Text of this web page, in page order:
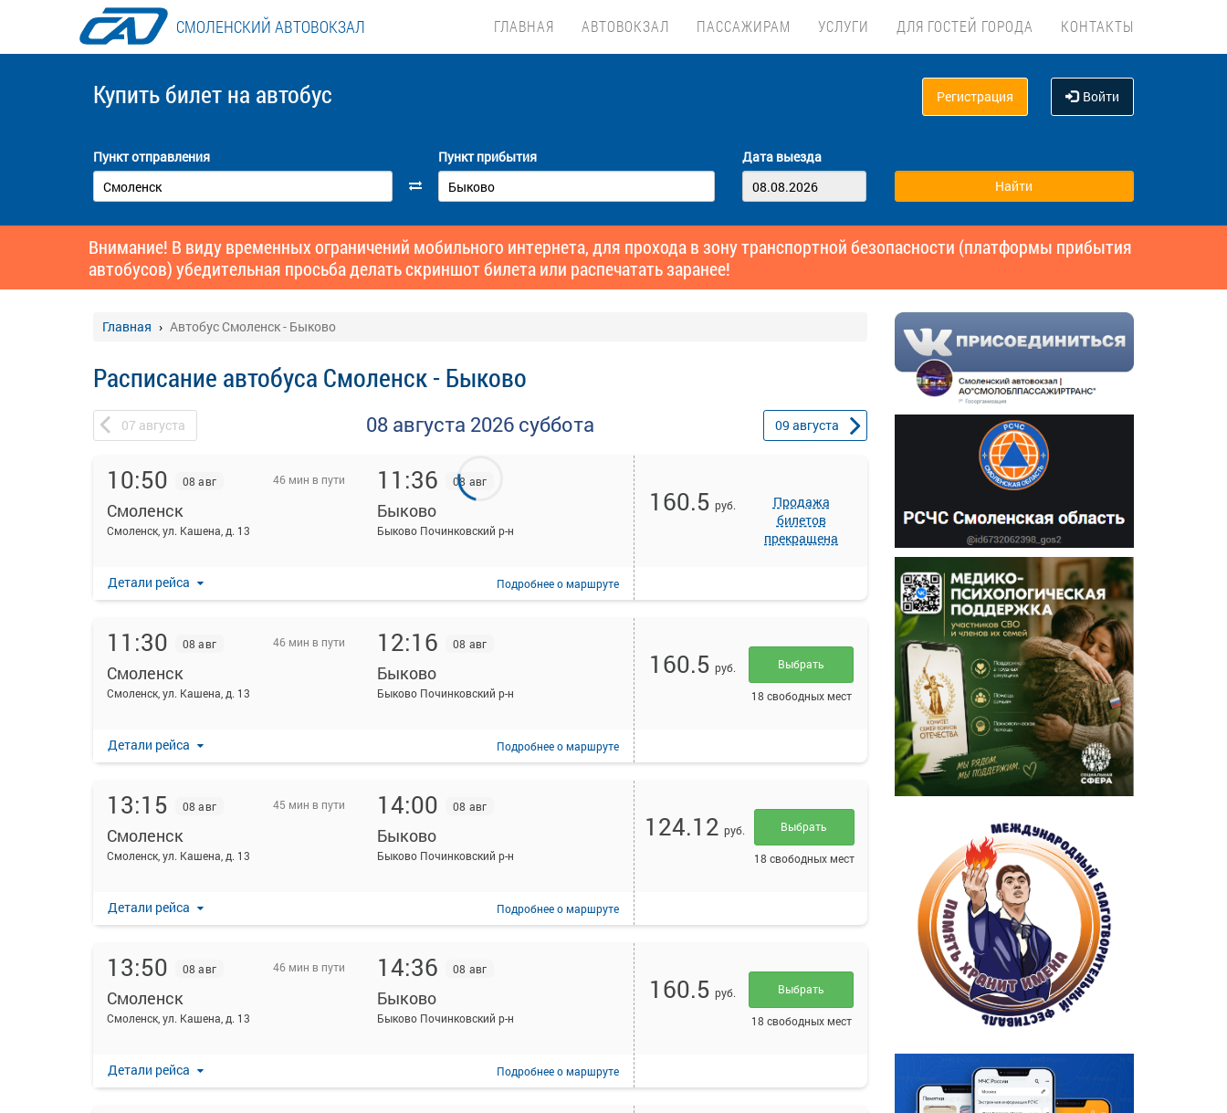
СМОЛЕНСКИЙ АВТОВОКЗАЛ ГЛАВНАЯ АВТОВОКЗАЛ ПАССАЖИРАМ УСЛУГИ ДЛЯ ГОСТЕЙ ГОРОДА КОНТАКТЫ
Купить билет на автобус Регистрация Войти
Пункт отправления Пункт прибытия Дата выезда
Внимание! В виду временных ограничений мобильного интернета, для прохода в зону транспортной безопасности (платформы прибытия
автобусов) убедительная просьба делать скриншот билета или распечатать заранее!
Главная Автобус Смоленск - Быково
Расписание автобуса Смоленск - Быково
07 августа 08 августа 2026 суббота 09 августа
10:50 08 авг 46 мин в пути
Смоленск
Смоленск, ул. Кашена, д. 13
11:36 08 авг
Быково
Быково Починковский р-н
Детали рейса Подробнеео маршруте
160.5 руб.
Продажа
билетов
прекращена
11:30 08 авг 46 мин в пути
Смоленск
Смоленск, ул. Кашена, д. 13
12:16 08 авг
Быково
Быково Починковский р-н
Детали рейса Подробнеео маршруте
160.5 руб. Выбрать
18 свободных мест
13:15 08 авг 45 мин в пути
Смоленск
Смоленск, ул. Кашена, д. 13
14:00 08 авг
Быково
Быково Починковский р-н
Детали рейса Подробнеео маршруте
124.12 руб. Выбрать
18 свободных мест
13:50 08 авг 46 мин в пути
Смоленск
Смоленск, ул. Кашена, д. 13
14:36 08 авг
Быково
Быково Починковский р-н
Детали рейса Подробнеео маршруте
160.5 руб. Выбрать
18 свободных мест